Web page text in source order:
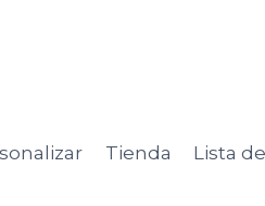
Tienda Lista